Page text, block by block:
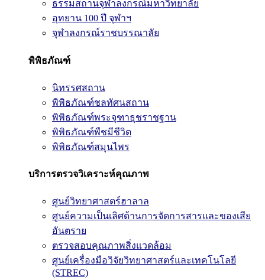
ธรรมสถานจุฬาลงกรณ์มหาวิทยาลัย
อุทยาน 100 ปี จุฬาฯ
จุฬาลงกรณ์ราชบรรณาลัย
พิพิธภัณฑ์
นิทรรศสถาน
พิพิธภัณฑ์ชลทัศนสถาน
พิพิธภัณฑ์พระจุฑาธุชราชฐาน
พิพิธภัณฑ์พืชมีชีวิต
พิพิธภัณฑ์สมุนไพร
บริการตรวจวิเคราะห์คุณภาพ
ศูนย์วิทยาศาสตร์ฮาลาล
ศูนย์ความเป็นเลิศด้านการจัดการสารและของเสีย
อันตราย
ตรวจสอบคุณภาพสิ่งแวดล้อม
ศูนย์เครื่องมือวิจัยวิทยาศาสตร์และเทคโนโลยี
(STREC)